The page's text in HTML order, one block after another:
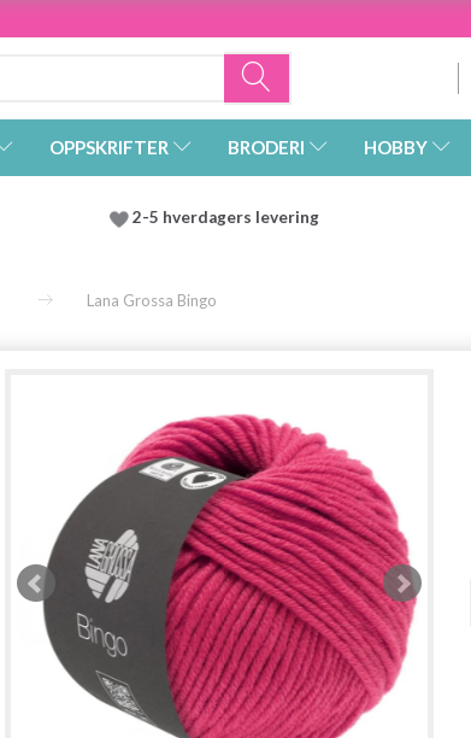
OPPSKRIFTER BRODERI HOBBY
2-5 hverdagers levering
Lana Grossa Bingo